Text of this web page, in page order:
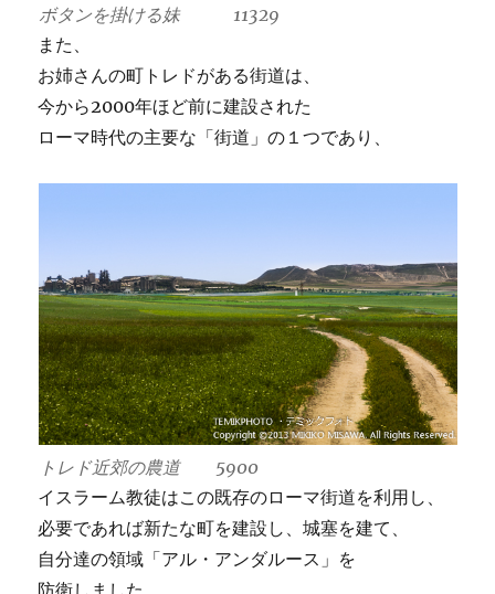
ボタンを掛ける妹 11329
また、
お姉さんの町トレドがある街道は、
今から2000年ほど前に建設された
ローマ時代の主要な「街道」の１つであり、
トレド近郊の農道 5900
イスラーム教徒はこの既存のローマ街道を利用し、
必要であれば新たな町を建設し、城塞を建て、
自分達の領域「アル・アンダルース」を